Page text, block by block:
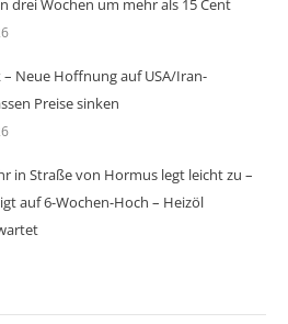
drei Wochen um mehr als 15 Cent
Neue Hoffnung auf USA/Iran-
Preise sinken
in Straße von Hormus legt leicht zu –
auf 6-Wochen-Hoch – Heizöl